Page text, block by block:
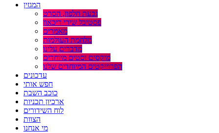
המגזין
גבעת חלפון, הסרט
פסטיבל שירי דיכאון
מאמרים
מלחמת העולמות
מדברים עלינו
מיקסים וסטים מיוחדים
הפרוייקטים המיוחדים שלנו
עדכונים
חפש אותי
כוכב השבת
ארכיון תכניות
לוח השידורים
הצוות
מי אנחנו